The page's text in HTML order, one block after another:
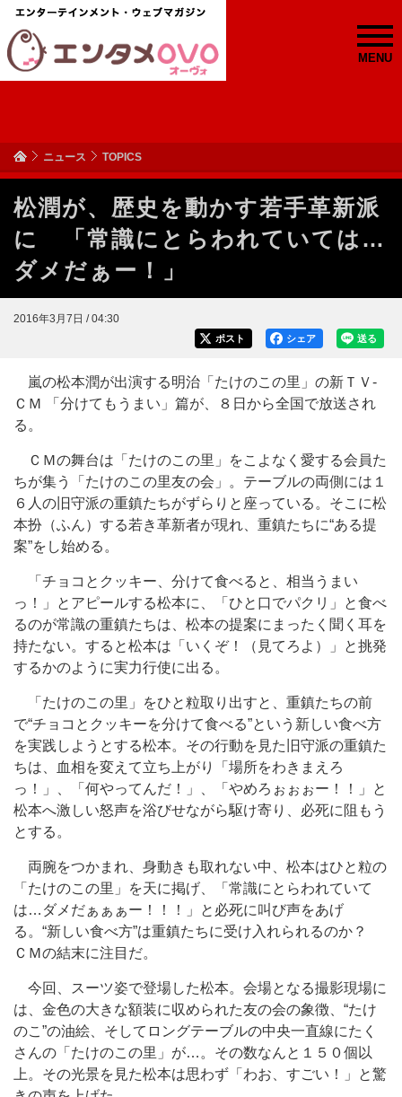
MENU
ニュース TOPICS
松潤が、歴史を動かす若手革新派
に 「常識にとらわれていては…
ダメだぁー！」
2016年3月7日 / 04:30
送る
シェア
ポスト
嵐の松本潤が出演する明治「たけのこの里」の新ＴＶ‐
ＣＭ 「分けてもうまい」篇が、８日から全国で放送され
る。
ＣＭの舞台は「たけのこの里」をこよなく愛する会員た
ちが集う「たけのこの里友の会」。テーブルの両側には１
６人の旧守派の重鎮たちがずらりと座っている。そこに松
本扮（ふん）する若き革新者が現れ、重鎮たちに“ある提
案”をし始める。
「チョコとクッキー、分けて食べると、相当うまい
っ！」とアピールする松本に、「ひと口でパクリ」と食べ
るのが常識の重鎮たちは、松本の提案にまったく聞く耳を
持たない。すると松本は「いくぞ！（見てろよ）」と挑発
するかのように実力行使に出る。
「たけのこの里」をひと粒取り出すと、重鎮たちの前
で“チョコとクッキーを分けて食べる”という新しい食べ方
を実践しようとする松本。その行動を見た旧守派の重鎮た
ちは、血相を変えて立ち上がり「場所をわきまえろ
っ！」、「何やってんだ！」、「やめろぉぉぉー！！」と
松本へ激しい怒声を浴びせながら駆け寄り、必死に阻もう
とする。
両腕をつかまれ、身動きも取れない中、松本はひと粒の
「たけのこの里」を天に掲げ、「常識にとらわれていて
は…ダメだぁぁぁー！！！」と必死に叫び声をあげ
る。“新しい食べ方”は重鎮たちに受け入れられるのか？
ＣＭの結末に注目だ。
今回、スーツ姿で登場した松本。会場となる撮影現場に
は、金色の大きな額装に収められた友の会の象徴、“たけ
のこ”の油絵、そしてロングテーブルの中央一直線にたく
さんの「たけのこの里」が…。その数なんと１５０個以
上。その光景を見た松本は思わず「わお、すごい！」と驚